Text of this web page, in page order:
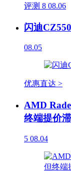
评测 8 08.06
闪迪
08.05
优惠直达 >
AMD
终端提价
5 08.04